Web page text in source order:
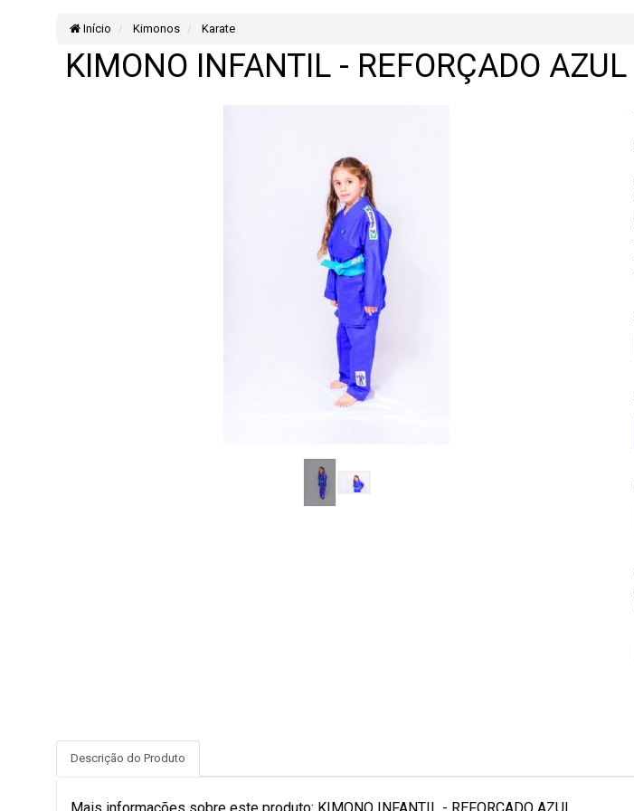
Início Kimonos Karate
KIMONO INFANTIL - REFORÇADO AZUL
Descrição do Produto